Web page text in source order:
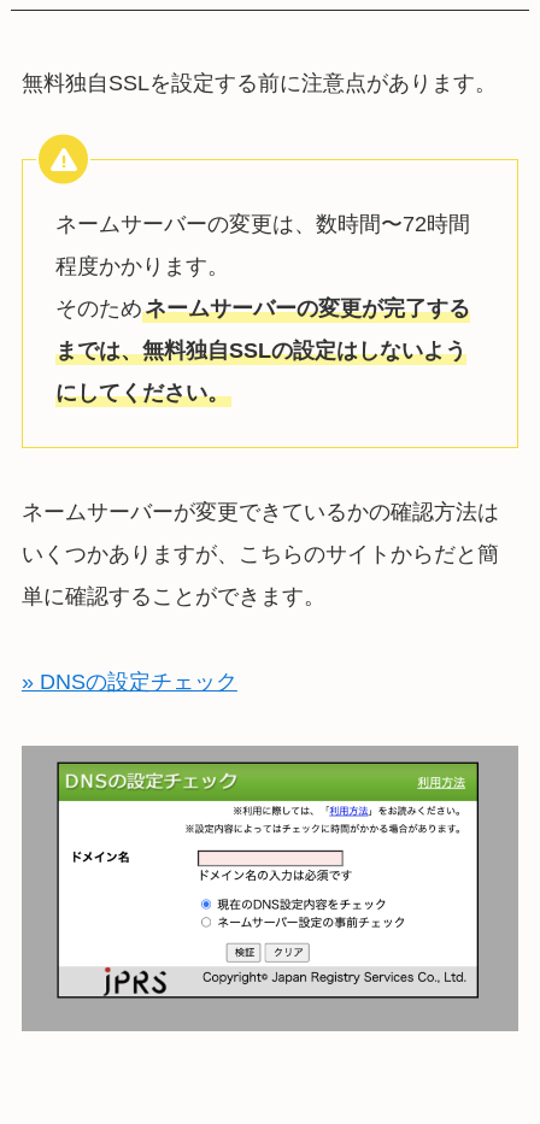
無料独自SSLを設定する前に注意点があります。
ネームサーバーの変更は、数時間〜72時間
程度かかります。
そのためネームサーバーの変更が完了する
までは、無料独自SSLの設定はしないよう
にしてください。
ネームサーバーが変更できているかの確認方法は
いくつかありますが、こちらのサイトからだと簡
単に確認することができます。
» DNSの設定チェック